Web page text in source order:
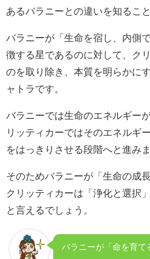
あるバラニーとの違いを知るこ
バラニーが「生命を宿し、内側
徴する星であるのに対して、ク
のを取り除き、本質を明らかに
ャトラです。
バラニーでは生命のエネルギー
リッティカーではそのエネルギ
をはっきりさせる段階へと進みま
そのためバラニーが「生命の成
クリッティカーは「浄化と選択
と言えるでしょう。
バラニーが「命を育て